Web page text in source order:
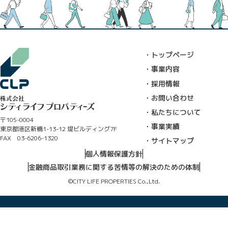
〒105-0004
東京都港区新橋1-13-12 堤ビルディング7F
FAX 03-6206-1320
・トップページ
・事業内容
・採用情報
・お問い合わせ
・私たちについて
・事業実績
・サイトマップ
個人情報保護方針
金融商品取引業務に関する苦情等の解決のための体制
©CITY LIFE PROPERTIES Co.,Ltd.